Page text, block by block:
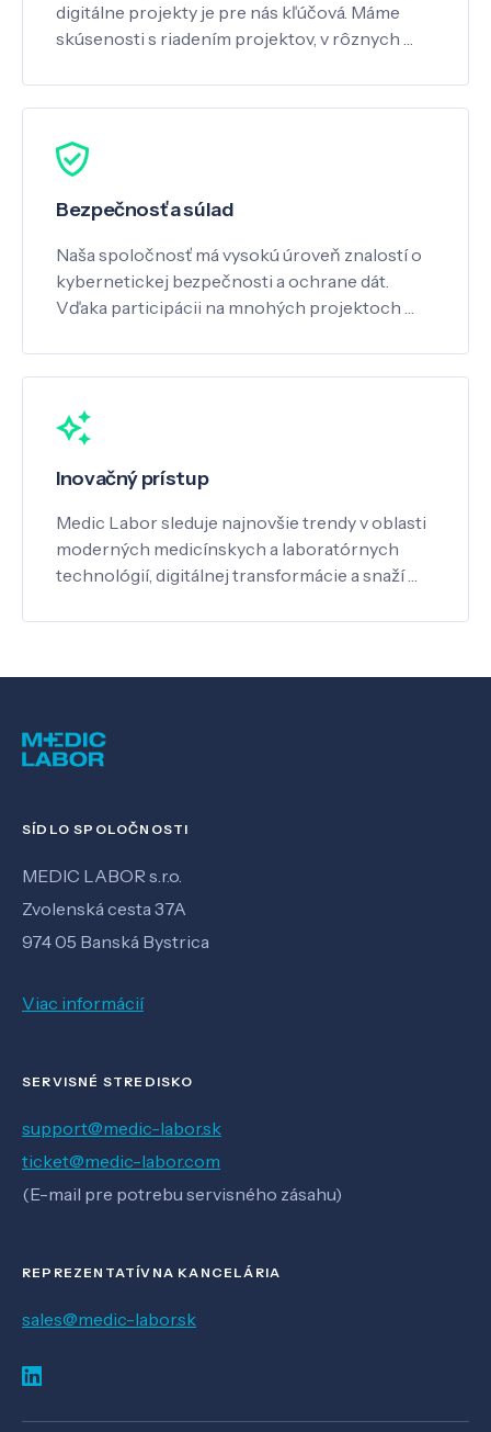
digitálne projekty je pre nás kľúčová. Máme
skúsenosti s riadením projektov, v rôznych …
Bezpečnosť a súlad
Naša spoločnosť má vysokú úroveň znalostí o
kybernetickej bezpečnosti a ochrane dát.
Vďaka participácii na mnohých projektoch …
Inovačný prístup
Medic Labor sleduje najnovšie trendy v oblasti
moderných medicínskych a laboratórnych
technológií, digitálnej transformácie a snaží …
SÍDLO SPOLOČNOSTI
MEDIC LABOR s.r.o.
Zvolenská cesta 37A
974 05 Banská Bystrica
Viac informácií
SERVISNÉ STREDISKO
support@medic-labor.sk
ticket@medic-labor.com
(E-mail pre potrebu servisného zásahu)
REPREZENTATÍVNA KANCELÁRIA
sales@medic-labor.sk